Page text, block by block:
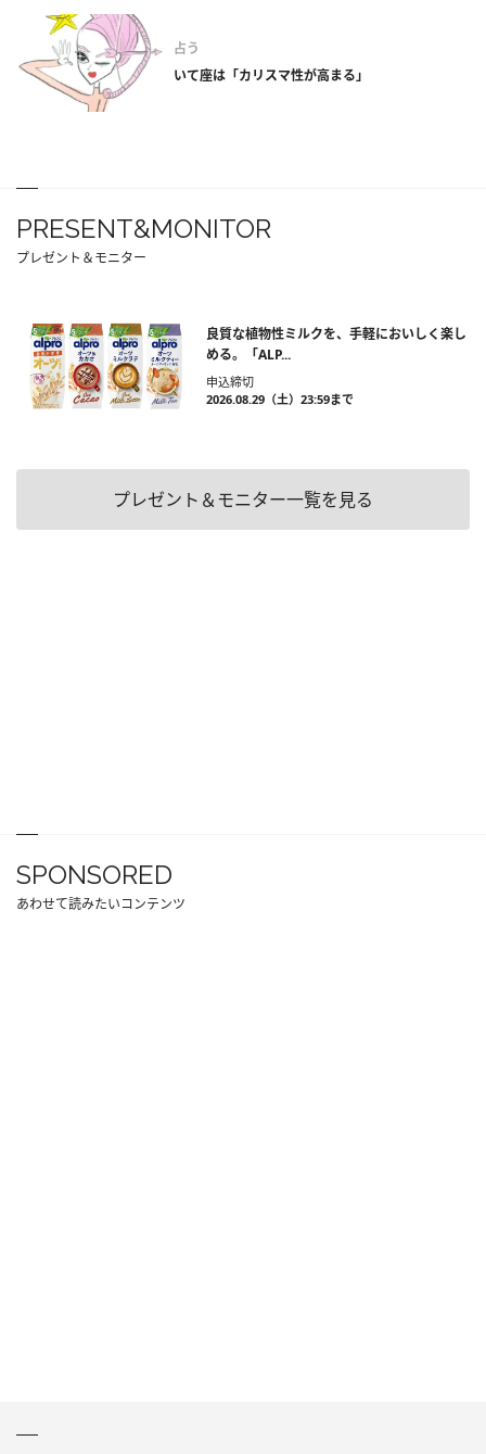
占う
いて座は「カリスマ性が高まる」
PRESENT&MONITOR
プレゼント＆モニター
良質な植物性ミルクを、手軽においしく楽し
める。「ALP...
申込締切
2026.08.29（土）23:59まで
プレゼント＆モニター一覧を見る
SPONSORED
あわせて読みたいコンテンツ